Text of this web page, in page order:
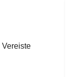
Vereiste